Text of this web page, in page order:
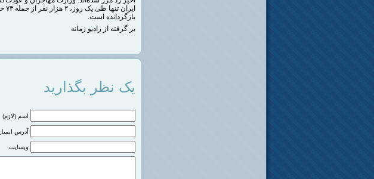
بازگردانده است.
بر گرفته از رادیو زمانه
یک نظر بگذارید
اسم (لازم)
آدرس
وبسایت